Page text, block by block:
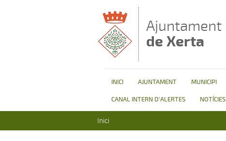
Ajuntament
de Xerta
INICI AJUNTAMENT MUNICIPI
CANAL INTERN D'ALERTES NOTÍCIES
Inici